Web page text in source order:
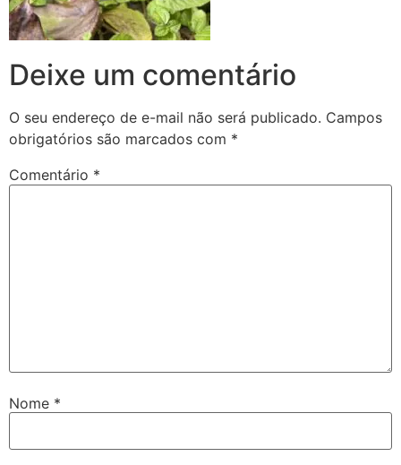
Deixe um comentário
O seu endereço de e-mail não será publicado. Campos
obrigatórios são marcados com *
Comentário *
Nome *